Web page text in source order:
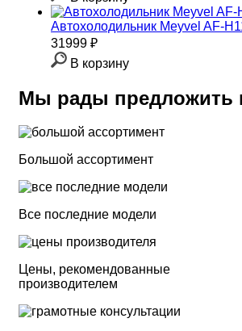
Автохолодильник Meyvel AF-
31999 ₽
В корзину
Мы рады предложить
Большой ассортимент
Все последние модели
Цены, рекомендованные
производителем